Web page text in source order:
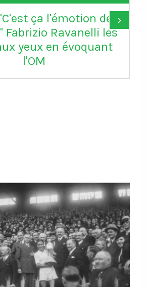
ça l'émotion de
Fabrizio Ravanelli les
yeux en évoquant
l'OM
›